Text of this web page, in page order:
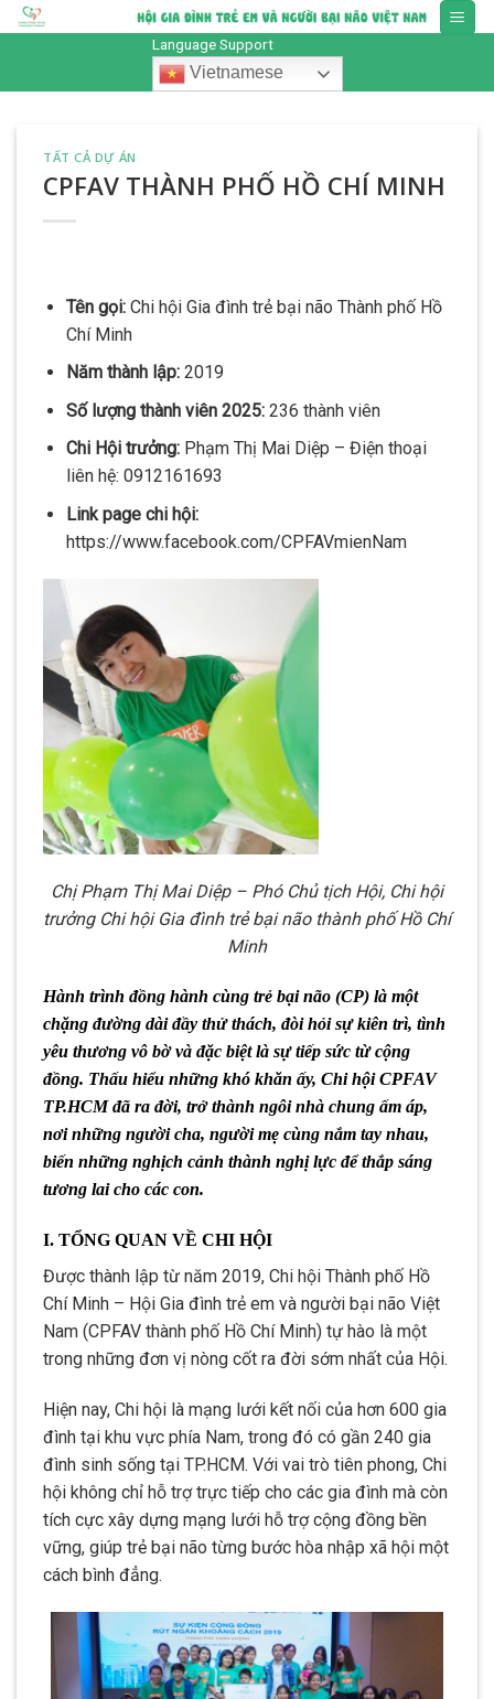
Skip
to
Language Support
Vietnamese
TẤT CẢ DỰ ÁN
CPFAV THÀNH PHỐ HỒ CHÍ MINH
Tên gọi:Chi hội Gia đình trẻ bại não Thành phố Hồ
Chí Minh
Năm thành lập:2019
Số lượng thành viên 2025:236 thành viên
Chi Hội trưởng:Phạm Thị Mai Diệp – Điện thoại
liên hệ: 0912161693
Link page chi hội:
https://www.facebook.com/CPFAVmienNam
Chị Phạm Thị Mai Diệp – Phó Chủ tịch Hội, Chi hội
trưởng Chi hội Gia đình trẻ bại não thành phố Hồ Chí
Minh
Hành trình đồng hành cùng trẻ bại não (CP) là một
chặng đường dài đầy thử thách, đòi hỏi sự kiên trì, tình
yêu thương vô bờ và đặc biệt là sự tiếp sức từ cộng
đồng. Thấu hiểu những khó khăn ấy, Chi hội CPFAV
TP.HCM đã ra đời, trở thành ngôi nhà chung ấm áp,
nơi những người cha, người mẹ cùng nắm tay nhau,
biến những nghịch cảnh thành nghị lực để thắp sáng
tương lai cho các con.
I. TỔNG QUAN VỀ CHI HỘI
Được thành lập từ năm 2019, Chi hội Thành phố Hồ
Chí Minh – Hội Gia đình trẻ em và người bại não Việt
Nam (CPFAV thành phố Hồ Chí Minh) tự hào là một
trong những đơn vị nòng cốt ra đời sớm nhất của Hội.
Hiện nay, Chi hội là mạng lưới kết nối của hơn 600 gia
đình tại khu vực phía Nam, trong đó có gần 240 gia
đình sinh sống tại TP.HCM. Với vai trò tiên phong, Chi
hội không chỉ hỗ trợ trực tiếp cho các gia đình mà còn
tích cực xây dựng mạng lưới hỗ trợ cộng đồng bền
vững, giúp trẻ bại não từng bước hòa nhập xã hội một
cách bình đẳng.